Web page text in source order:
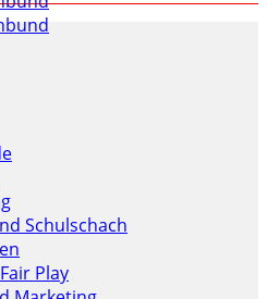
Schulschach
Play